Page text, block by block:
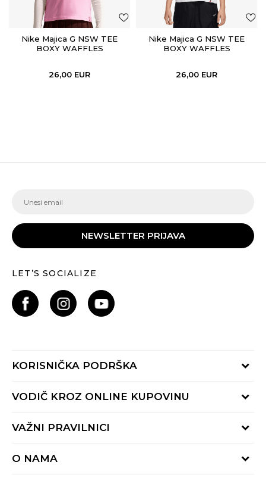
Nike Majica G NSW TEE
BOXY WAFFLES
26,00 EUR
Nike Majica G NSW TEE
BOXY WAFFLES
26,00 EUR
NEWSLETTER PRIJAVA
LET’S SOCIALIZE
KORISNIČKA PODRŠKA
Provjeri status porudžbine
Radno vrijeme 9-16h
VODIČ KROZ ONLINE KUPOVINU
Načini isporuke
Reklamacije
VAŽNI PRAVILNICI
O NAMA